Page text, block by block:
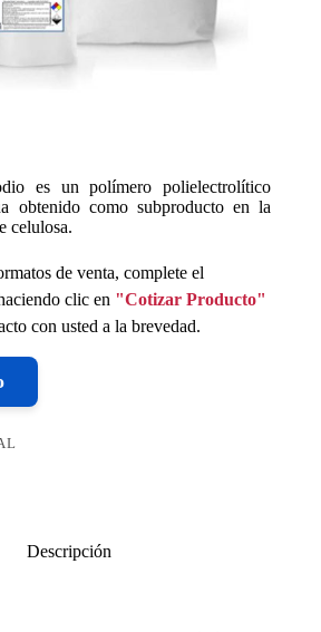
es un polímero polielectrolítico
obtenido como subproducto en la
celulosa.
de venta, complete el
clic en "Cotizar Producto"
con usted a la brevedad.
Descripción